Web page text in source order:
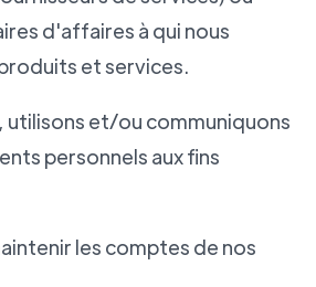
d'affaires à qui nous
et services.
utilisons et/ou communiquons
personnels aux fins
les comptes de nos